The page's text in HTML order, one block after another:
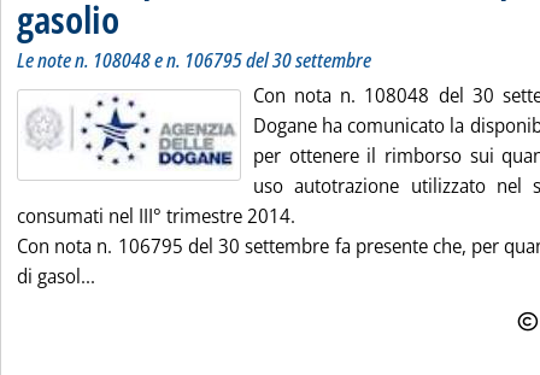
gasolio
Le note n. 108048 e n. 106795 del 30 settembre
Con nota n. 108048 del 30
Dogane ha comunicato la
per ottenere il rimborso sui
uso autotrazione utilizzato nel
consumati nel III° trimestre 2014.
Con nota n. 106795 del 30 settembre fa presente che, per
di gasol...